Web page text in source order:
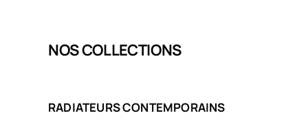
NOS COLLECTIONS
RADIATEURS CONTEMPORAINS